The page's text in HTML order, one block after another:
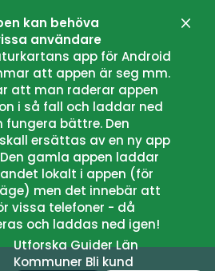
kan behöva
användare
app för Android
att appen är seg mm.
att man raderar appen
i så fall och laddar ned
fungera bättre. Den
ersättas av en ny app
gamla appen laddar
lokalt i appen (för
men det innebär att
vissa telefoner - då
och laddas ned igen!
UtforskaGuiderLän
Kommuner Bli kund